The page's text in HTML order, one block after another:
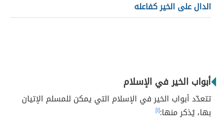
الدال على الخير كفاعله
أبواب الخير في الإسلام
تتعدّد أبواب الخير في الإسلام التي يمكن للمسلم الإتيان
بها، يُذكر منها:[١]